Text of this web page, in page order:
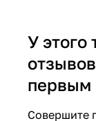
У этого
первым
Совершите